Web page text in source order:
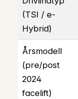
(TSI / e-
Hybrid)
Årsmodell
(pre/post
2024
facelift)